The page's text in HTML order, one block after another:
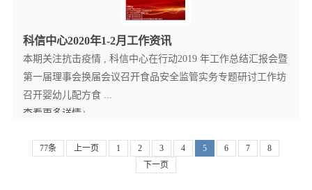
科信中心2020年1-2月工作资讯
本期关注抗击疫情 , 科信中心在行动2019 年工作总结汇报会暨
第一届理事会换届会议召开食品安全监管实务专题研讨工作坊
召开婴幼儿配方食 ...
查看更多详情+
77条 上一页 1 2 3 4 5 6 7
8
下一页